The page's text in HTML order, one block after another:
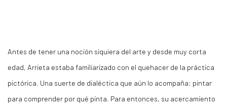
Antes de tener una noción siquiera del arte y desde muy corta
edad, Arrieta estaba familiarizado con el quehacer de la práctica
pictórica. Una suerte de dialéctica que aún lo acompaña: pintar
para comprender por qué pinta. Para entonces, su acercamiento